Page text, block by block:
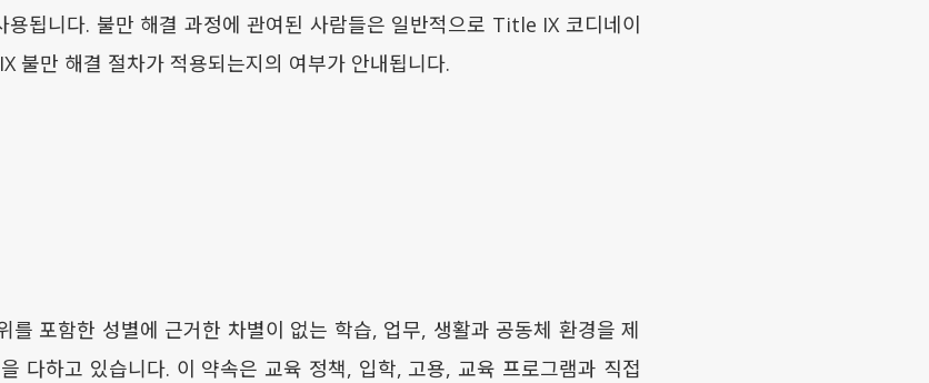
됩니다. 불만 해결 과정에 관여된 사람들은 일반적으로 Title IX 코디네이
불만 해결 절차가 적용되는지의 여부가 안내됩니다.
를 포함한 성별에 근거한 차별이 없는 학습, 업무, 생활과 공동체 환경을 제
다하고 있습니다. 이 약속은 교육 정책, 입학, 고용, 교육 프로그램과 직접